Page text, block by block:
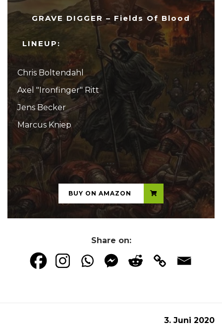
GRAVE DIGGER – Fields Of Blood
LINEUP:
Chris Boltendahl
Axel "Ironfinger" Ritt
Jens Becker
Marcus Kniep
...
BUY ON AMAZON
Share on:
3. Juni 2020